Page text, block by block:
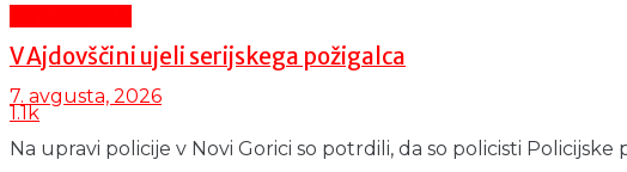
V Ajdovščini ujeli serijskega požigalca
7. avgusta, 2026
1.1k
Na upravi policije v Novi Gorici so potrdili, da so policisti